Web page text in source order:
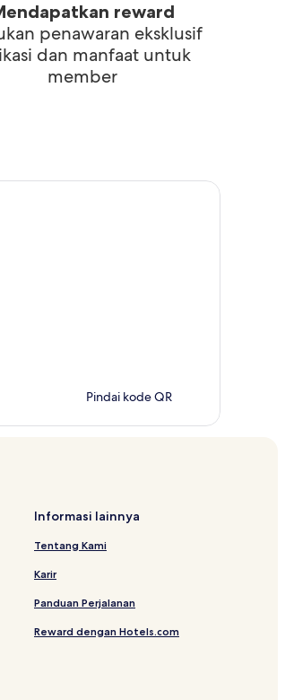
reward
penawaran eksklusif
dan manfaat untuk
member
Pindai kode QR
Informasi lainnya
Tentang Kami
Karir
Panduan Perjalanan
Reward dengan Hotels.com